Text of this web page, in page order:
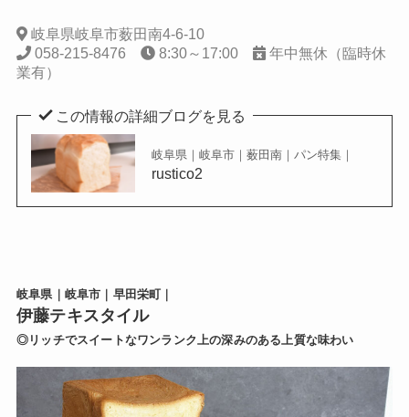
岐阜県岐阜市薮田南4-6-10
058-215-8476
8:30～17:00
年中無休（臨時休
業有）
この情報の詳細ブログを見る
岐阜県｜岐阜市｜薮田南｜パン特集｜
rustico2
岐阜県｜岐阜市｜早田栄町｜
伊藤テキスタイル
◎リッチでスイートなワンランク上の深みのある上質な味わい